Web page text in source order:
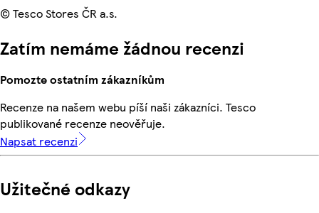
© Tesco Stores ČR a.s.
Zatím nemáme žádnou recenzi
Pomozte ostatním zákazníkům
Recenze na našem webu píší naši zákazníci. Tesco
publikované recenze neověřuje.
Napsat recenzi
Užitečné odkazy